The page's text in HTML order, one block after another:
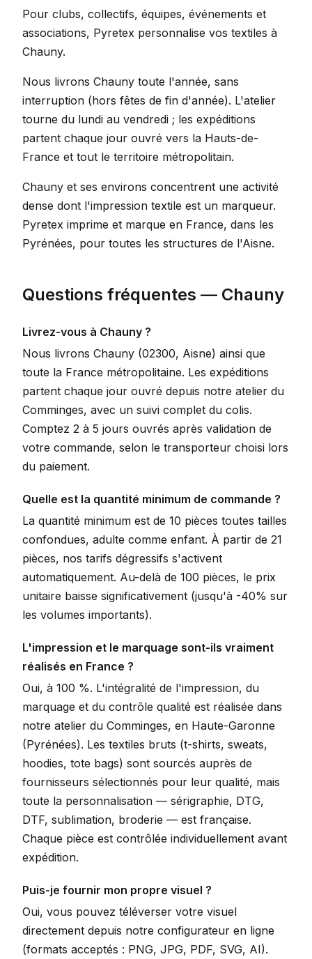
Pour clubs, collectifs, équipes, événements et
associations, Pyretex personnalise vos textiles à
Chauny.
Nous livrons Chauny toute l'année, sans
interruption (hors fêtes de fin d'année). L'atelier
tourne du lundi au vendredi ; les expéditions
partent chaque jour ouvré vers la Hauts-de-
France et tout le territoire métropolitain.
Chauny et ses environs concentrent une activité
dense dont l'impression textile est un marqueur.
Pyretex imprime et marque en France, dans les
Pyrénées, pour toutes les structures de l'Aisne.
Questions fréquentes — Chauny
Livrez-vous à Chauny ?
Nous livrons Chauny (02300, Aisne) ainsi que
toute la France métropolitaine. Les expéditions
partent chaque jour ouvré depuis notre atelier du
Comminges, avec un suivi complet du colis.
Comptez 2 à 5 jours ouvrés après validation de
votre commande, selon le transporteur choisi lors
du paiement.
Quelle est la quantité minimum de commande ?
La quantité minimum est de 10 pièces toutes tailles
confondues, adulte comme enfant. À partir de 21
pièces, nos tarifs dégressifs s'activent
automatiquement. Au-delà de 100 pièces, le prix
unitaire baisse significativement (jusqu'à -40% sur
les volumes importants).
L'impression et le marquage sont-ils vraiment
réalisés en France ?
Oui, à 100 %. L'intégralité de l'impression, du
marquage et du contrôle qualité est réalisée dans
notre atelier du Comminges, en Haute-Garonne
(Pyrénées). Les textiles bruts (t-shirts, sweats,
hoodies, tote bags) sont sourcés auprès de
fournisseurs sélectionnés pour leur qualité, mais
toute la personnalisation — sérigraphie, DTG,
DTF, sublimation, broderie — est française.
Chaque pièce est contrôlée individuellement avant
expédition.
Puis-je fournir mon propre visuel ?
Oui, vous pouvez téléverser votre visuel
directement depuis notre configurateur en ligne
(formats acceptés : PNG, JPG, PDF, SVG, AI).